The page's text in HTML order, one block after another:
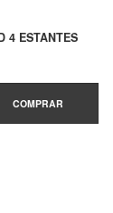
4 ESTANTES
COMPRAR